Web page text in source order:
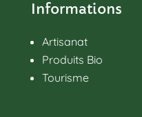
Informations
Artisanat
Produits Bio
Tourisme